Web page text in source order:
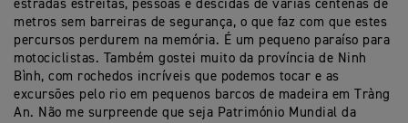
estradas estreitas, pessoas e descidas de várias centenas de
metros sem barreiras de segurança, o que faz com que estes
percursos perdurem na memória. É um pequeno paraíso para
motociclistas. Também gostei muito da província de Ninh
Bình, com rochedos incríveis que podemos tocar e as
excursões pelo rio em pequenos barcos de madeira em Tràng
An. Não me surpreende que seja Património Mundial da